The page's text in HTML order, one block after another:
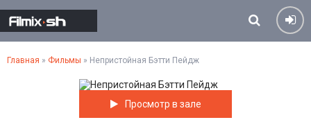
Главная » Фильмы » Непристойная Бэтти Пейдж
Просмотр в зале